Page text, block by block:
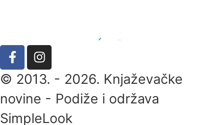
© 2013. - 2026. Knjaževačke
novine - Podiže i održava
SimpleLook